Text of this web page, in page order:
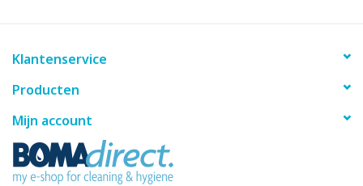
Klantenservice
Producten
Mijn account